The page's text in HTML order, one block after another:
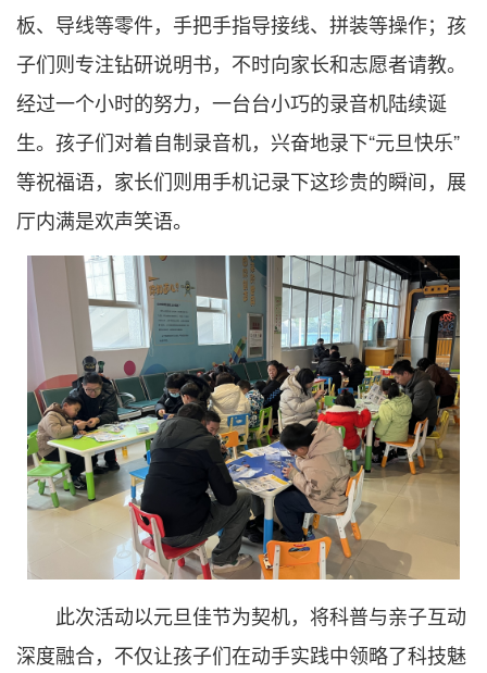
板、导线等零件，手把手指导接线、拼装等操作；孩
子们则专注钻研说明书，不时向家长和志愿者请教。
经过一个小时的努力，一台台小巧的录音机陆续诞
生。孩子们对着自制录音机，兴奋地录下“元旦快乐”
等祝福语，家长们则用手机记录下这珍贵的瞬间，展
厅内满是欢声笑语。
此次活动以元旦佳节为契机，将科普与亲子互动
深度融合，不仅让孩子们在动手实践中领略了科技魅